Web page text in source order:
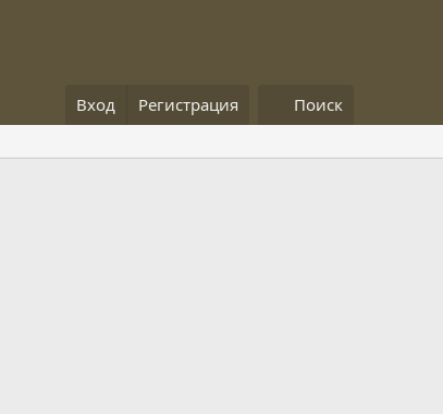
Вход Регистрация Поиск